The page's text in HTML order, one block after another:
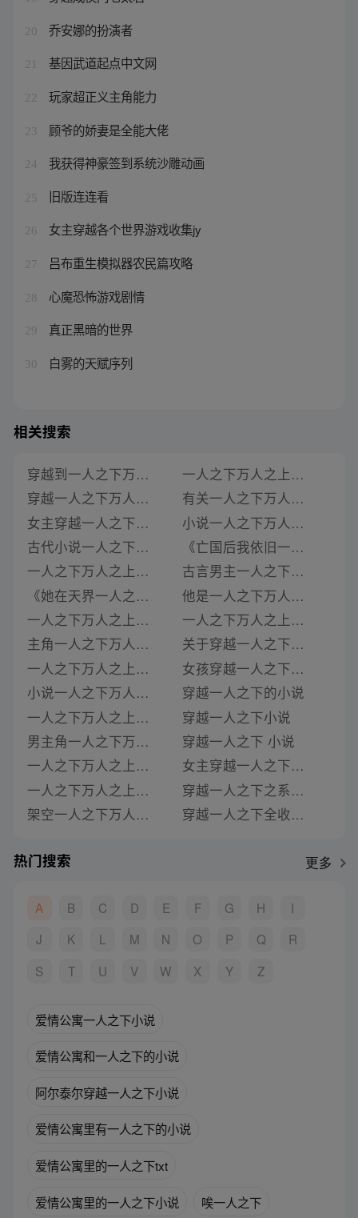
20 乔安娜的扮演者
21 基因武道起点中文网
22 玩家超正义主角能力
23 顾爷的娇妻是全能大佬
24 我获得神豪签到系统沙雕动画
25 旧版连连看
26 女主穿越各个世界游戏收集jy
27 吕布重生模拟器农民篇攻略
28 心魔恐怖游戏剧情
29 真正黑暗的世界
30 白雾的天赋序列
相关搜索
穿越到一人之下万人之上小说
穿越一人之下万人之上小说
女主穿越一人之下万人之上的小说
古代小说一人之下万人之上的官职
一人之下万人之上男主古言小说
《她在天界一人之下万人之上》类似推荐
一人之下万人之上小说字数榜
主角一人之下万人之上的小说
一人之下万人之上小说
小说一人之下万人之上
一人之下万人之上帝王受小说
男主角一人之下万人之上的小说
一人之下万人之上小说txt
一人之下万人之上小说全章节阅读下载
架空一人之下万人之上的小说叫什么
一人之下万人之上是谁的小说
有关一人之下万人之上的小说名字
小说一人之下万人之上的锦衣卫
《亡国后我依旧一人之下万人之上》类似推荐
古言男主一人之下万人之上的小说
他是一人之下万人之上的锦衣卫小说
一人之下万人之上小说最新章节目录下载
关于穿越一人之下小说
女孩穿越一人之下小说
穿越一人之下的小说
穿越一人之下小说
穿越一人之下 小说
女主穿越一人之下小说
穿越一人之下之系统小说
穿越一人之下全收小说
热门搜索 更多
A B C D E F G H
I
J
K L M N O P Q
R
S
T U V W X Y Z
爱情公寓一人之下小说
爱情公寓和一人之下的小说
阿尔泰尔穿越一人之下小说
爱情公寓里有一人之下的小说
爱情公寓里的一人之下txt
爱情公寓里的一人之下小说 唉一人之下